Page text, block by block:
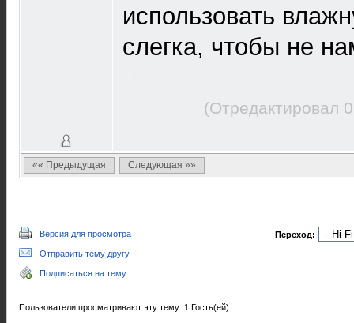
использовать
слегка, чтобы не
(Отредактировал
«« Предыдущая Следующая »»
Версия для просмотра
Отправить тему другу
Подписаться на тему
Переход:
Пользователи просматривают эту тему: 1 Гость(ей)